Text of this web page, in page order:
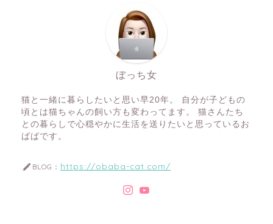
ぼっち女
猫と一緒に暮らしたいと思い早20年。 自分が子どもの
頃とは猫ちゃんの飼い方も変わってます。 猫さんたち
との暮らしで心穏やかに生活を送りたいと思っているお
ばばです。
BLOG： https://obaba-cat.com/